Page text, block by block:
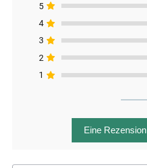
5
4
3
2
1
Eine